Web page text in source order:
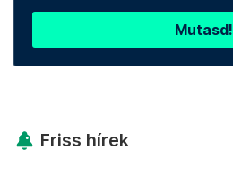
Mutasd!
Friss hírek